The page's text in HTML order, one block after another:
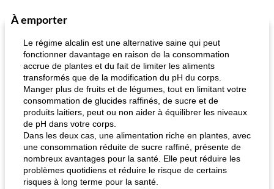
Déjeuner / Snacks
pois chiches rôtis aux épices amandes au cheddar rôti
À emporter
Le régime alcalin est une alternative saine qui peut
fonctionner davantage en raison de la consommation
accrue de plantes et du fait de limiter les aliments
transformés que de la modification du pH du corps.
Manger plus de fruits et de légumes, tout en limitant votre
consommation de glucides raffinés, de sucre et de
produits laitiers, peut ou non aider à équilibrer les niveaux
de pH dans votre corps.
Dans les deux cas, une alimentation riche en plantes, avec
une consommation réduite de sucre raffiné, présente de
nombreux avantages pour la santé. Elle peut réduire les
problèmes quotidiens et réduire le risque de certains
risques à long terme pour la santé.